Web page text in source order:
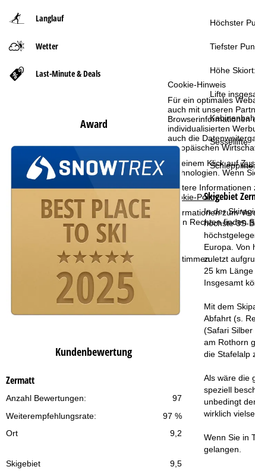
Cookie-Hinweis
Für ein optimales
auch mit unseren
Browserinformationen
individualisierten
auch die
Europäischen
Mit einem Klick auf
Technologien. Wenn
Weitere Informationen
Cookie-Policy.
Informationen zum
Ihren Rechten finden
Zustimmen
Langlauf
Wetter
Last-Minute & Deals
Award
Kundenbewertung
Zermatt
97
Anzahl Bewertungen:
97 %
Weiterempfehlungsrate:
Ort
9,2
Skigebiet 9,5
t
s
e
i
t
e
Höchster
Tiefster
Höhe Skiort:
Lifte
Sessellifte:
Schlepplifte:
Skigebiet
In der
höchste 3S-
Europa. Von
zuletzt
25 km
Insgesamt
Mit dem
Abfahrt (s.
(Safari
am Rothorn
die Stafelalp
Als wäre die
speziell
unbedingt
wirklich
Wenn Sie in
gelangen.